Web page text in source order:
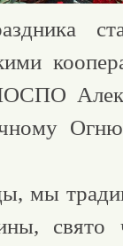
мы